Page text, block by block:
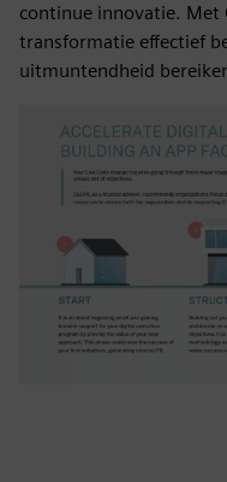
continue innovatie. Met
transformatie effectief
uitmuntendheid